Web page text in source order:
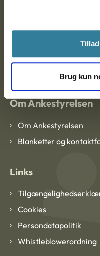
Brug kun
CVR: 1007 4002
Om Ankestyrelsen
Om Ankestyrelsen
Blanketter og
Links
Cookies
Persondatapolitik
Whistleblowerordning